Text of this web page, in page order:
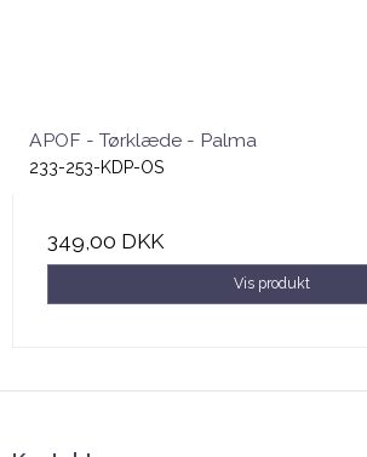
APOF - Tørklæde - Palma
233-253-KDP-OS
349,00 DKK
Vis produkt